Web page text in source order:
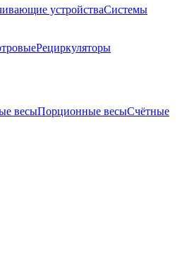
устройстваСистемы
Рециркуляторы
весыПорционные весыСчётные